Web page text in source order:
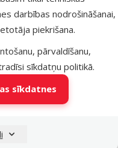
darbības nodrošināšanai,
piekrišana.
pārvaldīšanu,
sīkdatņu politikā.
sīkdatnes
Cat It New
- Water Fountain